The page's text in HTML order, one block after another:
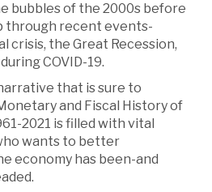
bubbles of the 2000s before
through recent events-
crisis, the Great Recession,
COVID-19.
that is sure to
and Fiscal History of
2021 is filled with vital
wants to better
economy has been-and